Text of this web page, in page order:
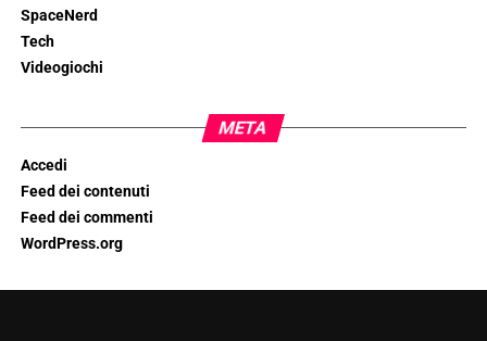
SpaceNerd
Tech
Videogiochi
META
Accedi
Feed dei contenuti
Feed dei commenti
WordPress.org